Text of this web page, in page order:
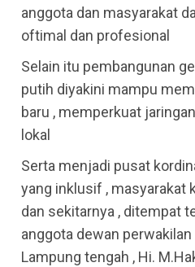
anggota dan masyarakat
oftimal dan profesional
Selain itu pembangunan
putih diyakini mampu
baru , memperkuat
lokal
Serta menjadi pusat
yang inklusif , masyarakat
dan sekitarnya , ditempat
anggota dewan
Lampung tengah , Hi.